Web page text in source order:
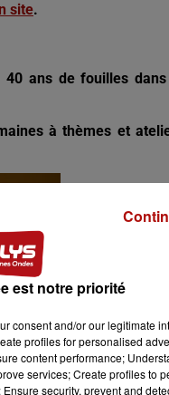
site.
ans de fouilles
à thèmes et
est notre priorité
consent and/or our legitimate
profiles for personalised
content performance;
services; Create profiles to
security, prevent and